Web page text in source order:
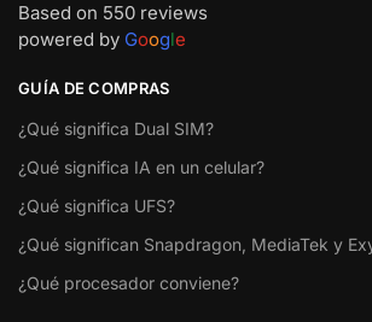
Based on 550 reviews
powered by Google
GUÍA DE COMPRAS
¿Qué significa Dual SIM?
¿Qué significa IA en un celular?
¿Qué significa UFS?
¿Qué significan Snapdragon, MediaTek y
¿Qué procesador conviene?